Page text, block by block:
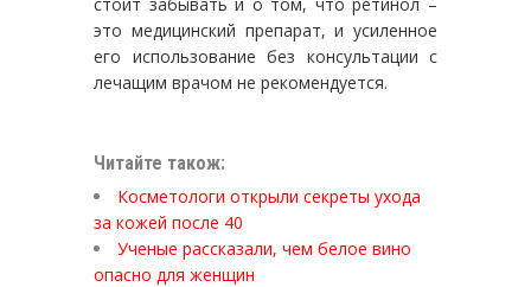
это медицинский препарат, и усиленное
его использование без консультации с
лечащим врачом не рекомендуется.
Читайте також:
Косметологи открыли секреты ухода
за кожей после 40
Ученые рассказали, чем белое вино
опасно для женщин